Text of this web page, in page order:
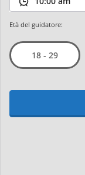
Età del guidatore:
18 - 29